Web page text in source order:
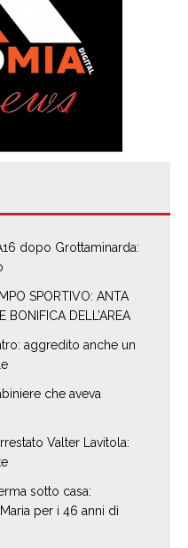
dopo Grottaminarda:
SPORTIVO: ANTA
BONIFICA DELL’AREA
aggredito anche un
che aveva
Valter Lavitola:
sotto casa:
per i 46 anni di